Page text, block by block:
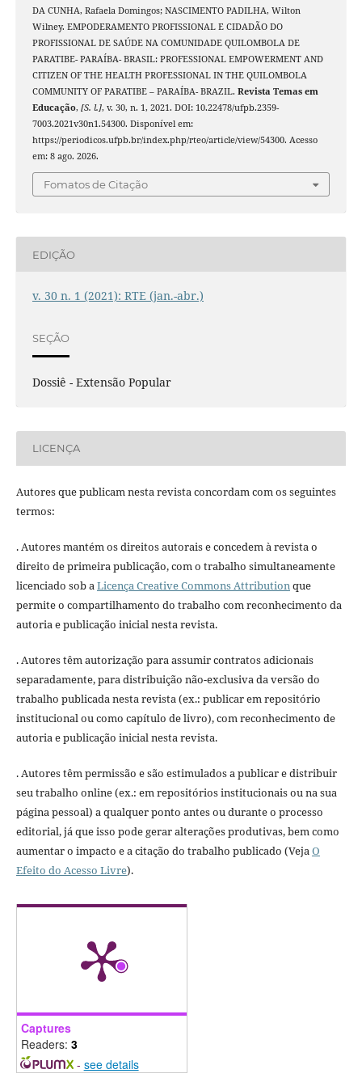
DA CUNHA, Rafaela Domingos; NASCIMENTO PADILHA, Wilton
Wilney. EMPODERAMENTO PROFISSIONAL E CIDADÃO DO
PROFISSIONAL DE SAÚDE NA COMUNIDADE QUILOMBOLA DE
PARATIBE- PARAÍBA- BRASIL: PROFESSIONAL EMPOWERMENT AND
CITIZEN OF THE HEALTH PROFESSIONAL IN THE QUILOMBOLA
COMMUNITY OF PARATIBE – PARAÍBA- BRAZIL. Revista Temas em
Educação, [S. l.], v. 30, n. 1, 2021. DOI: 10.22478/ufpb.2359-
7003.2021v30n1.54300. Disponível em:
https://periodicos.ufpb.br/index.php/rteo/article/view/54300. Acesso
em: 8 ago. 2026.
Fomatos de Citação
EDIÇÃO
v. 30 n. 1 (2021): RTE (jan.-abr.)
SEÇÃO
Dossiê - Extensão Popular
LICENÇA
Autores que publicam nesta revista concordam com os seguintes
termos:
. Autores mantém os direitos autorais e concedem à revista o
direito de primeira publicação, com o trabalho simultaneamente
licenciado sob a Licença Creative Commons Attribution que
permite o compartilhamento do trabalho com reconhecimento da
autoria e publicação inicial nesta revista.
. Autores têm autorização para assumir contratos adicionais
separadamente, para distribuição não-exclusiva da versão do
trabalho publicada nesta revista (ex.: publicar em repositório
institucional ou como capítulo de livro), com reconhecimento de
autoria e publicação inicial nesta revista.
. Autores têm permissão e são estimulados a publicar e distribuir
seu trabalho online (ex.: em repositórios institucionais ou na sua
página pessoal) a qualquer ponto antes ou durante o processo
editorial, já que isso pode gerar alterações produtivas, bem como
aumentar o impacto e a citação do trabalho publicado (Veja O
Efeito do Acesso Livre).
Captures
Readers: 3
- see details